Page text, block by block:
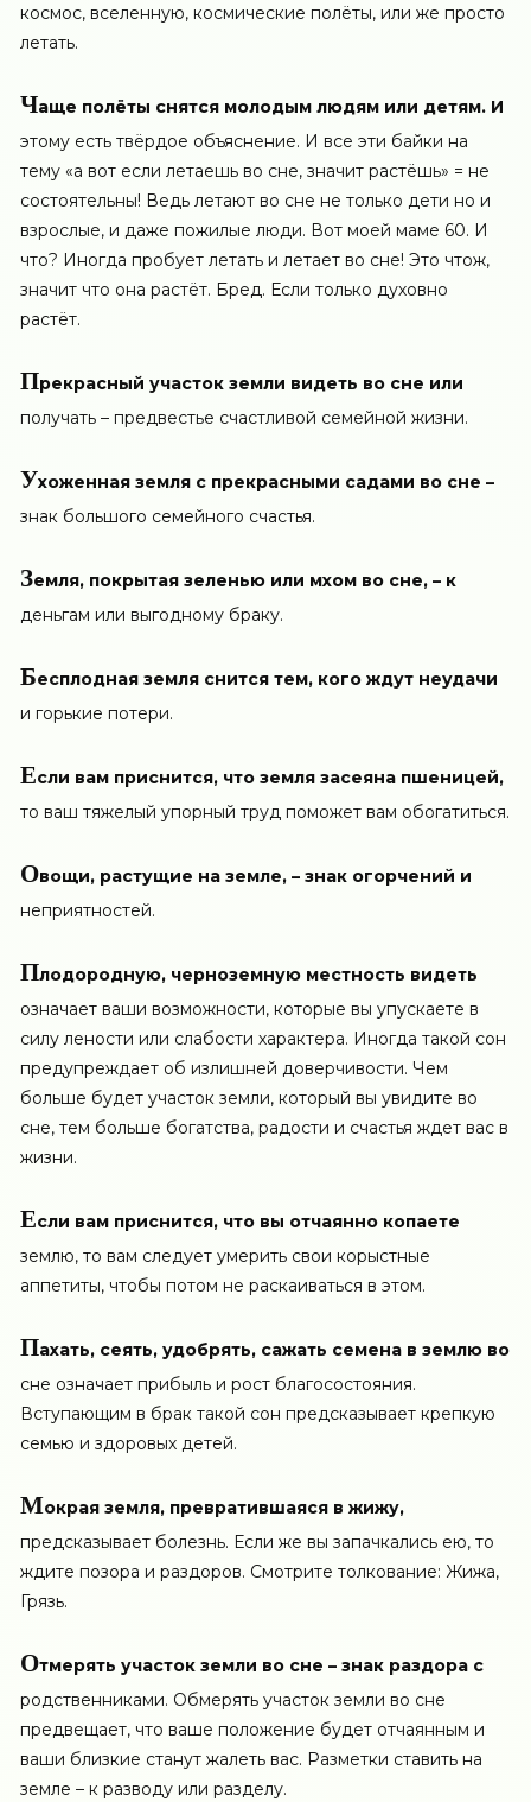
космос, вселенную, космические полёты, или же просто
летать.
Чаще полёты снятся молодым людям или детям. И
этому есть твёрдое объяснение. И все эти байки на
тему «а вот если летаешь во сне, значит растёшь» = не
состоятельны! Ведь летают во сне не только дети но и
взрослые, и даже пожилые люди. Вот моей маме 60. И
что? Иногда пробует летать и летает во сне! Это чтож,
значит что она растёт. Бред. Если только духовно
растёт.
Прекрасный участок земли видеть во сне или
получать – предвестье счастливой семейной жизни.
Ухоженная земля с прекрасными садами во сне –
знак большого семейного счастья.
Земля, покрытая зеленью или мхом во сне, – к
деньгам или выгодному браку.
Бесплодная земля снится тем, кого ждут неудачи
и горькие потери.
Если вам приснится, что земля засеяна пшеницей,
то ваш тяжелый упорный труд поможет вам обогатиться.
Овощи, растущие на земле, – знак огорчений и
неприятностей.
Плодородную, черноземную местность видеть
означает ваши возможности, которые вы упускаете в
силу лености или слабости характера. Иногда такой сон
предупреждает об излишней доверчивости. Чем
больше будет участок земли, который вы увидите во
сне, тем больше богатства, радости и счастья ждет вас в
жизни.
Если вам приснится, что вы отчаянно копаете
землю, то вам следует умерить свои корыстные
аппетиты, чтобы потом не раскаиваться в этом.
Пахать, сеять, удобрять, сажать семена в землю во
сне означает прибыль и рост благосостояния.
Вступающим в брак такой сон предсказывает крепкую
семью и здоровых детей.
Мокрая земля, превратившаяся в жижу,
предсказывает болезнь. Если же вы запачкались ею, то
ждите позора и раздоров. Смотрите толкование: Жижа,
Грязь.
Отмерять участок земли во сне – знак раздора с
родственниками. Обмерять участок земли во сне
предвещает, что ваше положение будет отчаянным и
ваши близкие станут жалеть вас. Разметки ставить на
земле – к разводу или разделу.